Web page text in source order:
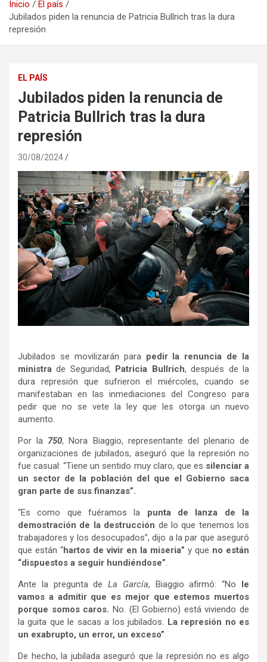
Inicio
El país
Jubilados piden la renuncia de Patricia Bullrich tras la dura
represión
EL PAÍS
Jubilados piden la renuncia de
Patricia Bullrich tras la dura
represión
30/08/2024
Jubilados se movilizarán para pedir la renuncia de la
ministra de Seguridad, Patricia Bullrich, después de la
dura represión que sufrieron el miércoles, cuando se
manifestaban en las inmediaciones del Congreso para
pedir que no se vete la ley que les otorga un nuevo
aumento.
Por la 750, Nora Biaggio, representante del plenario de
organizaciones de jubilados, aseguró que la represión no
fue casual: “Tiene un sentido muy claro, que es silenciar a
un sector de la población del que el Gobierno saca
gran parte de sus finanzas”.
“Es como que fuéramos la punta de lanza de la
demostración de la destrucción de lo que tenemos los
trabajadores y los desocupados”, dijo a la par que aseguró
que están “hartos de vivir en la miseria” y que no están
“dispuestos a seguir hundiéndose”.
Ante la pregunta deLa García, Biaggio afirmó: “No le
vamos a admitir que es mejor que estemos muertos
porque somos caros. No. (El Gobierno) está viviendo de
la guita que le sacas a los jubilados. La represión no es
un exabrupto, un error, un exceso”.
De hecho, la jubilada aseguró que la represión no es algo